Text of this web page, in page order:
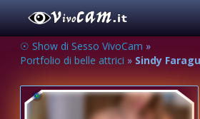
☉ Show di Sesso VivoCam »
Portfolio di belle attrici » Sindy